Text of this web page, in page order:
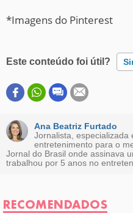
*Imagens do Pinterest
Este conteúdo foi útil?
Este conteúdo contém
Este conteúdo não tem a
Outro
Ana Beatriz Furtado
Jornalista, especializada
entretenimento para o
Jornal do Brasil onde assinava
trabalhou por 5 anos no
RECOMENDADOS